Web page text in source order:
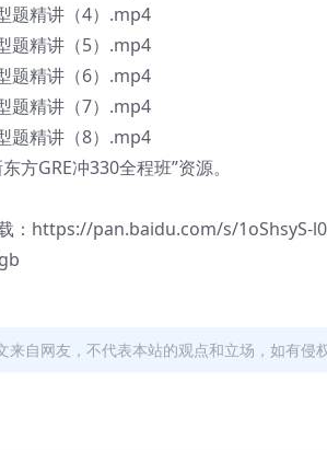
精讲（4）.mp4
精讲（5）.mp4
精讲（6）.mp4
精讲（7）.mp4
精讲（8）.mp4
GRE冲330全程班”资源。
https://pan.baidu.com/s/1oShsyS-
来自网友，不代表本站的观点和立场，如有侵